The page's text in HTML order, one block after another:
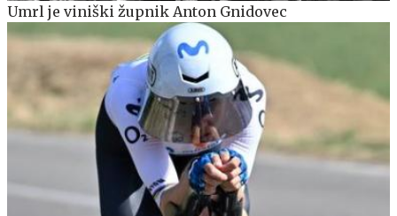
Umrl je viniški župnik Anton Gnidovec